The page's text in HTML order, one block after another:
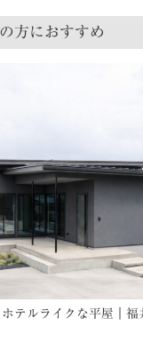
方におすすめ
テルライクな平屋｜福